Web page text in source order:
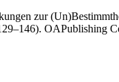
zur
OAPublishing